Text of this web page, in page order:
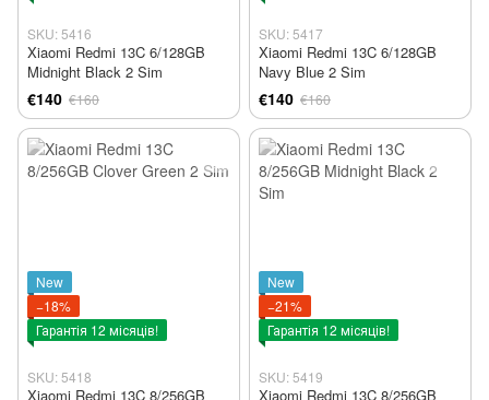
SKU: 5416
Xiaomi Redmi 13C 6/128GB
Midnight Black 2 Sim
€140 €160
SKU: 5417
Xiaomi Redmi 13C 6/128GB
Navy Blue 2 Sim
€140 €160
New
−18%
Гарантія 12 місяців!
SKU: 5418
Xiaomi Redmi 13C 8/256GB
New
−21%
Гарантія 12 місяців!
SKU: 5419
Xiaomi Redmi 13C 8/256GB